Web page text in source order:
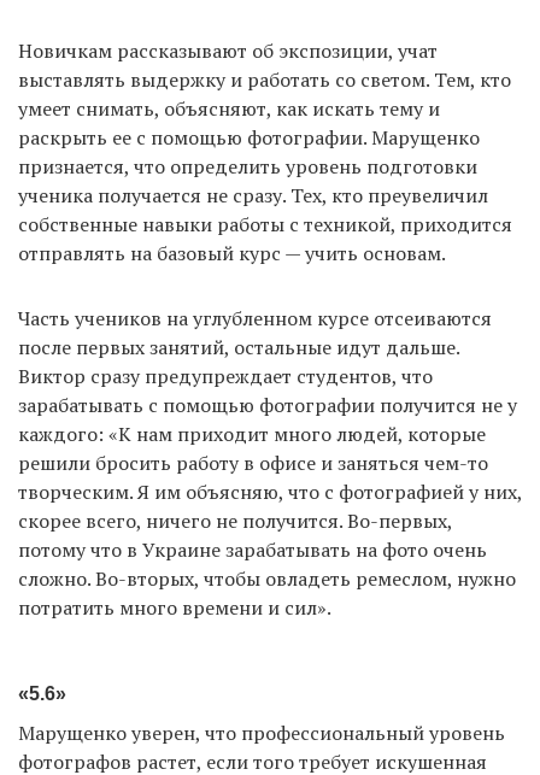
Новичкам рассказывают об экспозиции, учат
выставлять выдержку и работать со светом. Тем, кто
умеет снимать, объясняют, как искать тему и
раскрыть ее с помощью фотографии. Марущенко
признается, что определить уровень подготовки
ученика получается не сразу. Тех, кто преувеличил
собственные навыки работы с техникой, приходится
отправлять на базовый курс — учить основам.
Часть учеников на углубленном курсе отсеиваются
после первых занятий, остальные идут дальше.
Виктор сразу предупреждает студентов, что
зарабатывать с помощью фотографии получится не у
каждого: «К нам приходит много людей, которые
решили бросить работу в офисе и заняться чем-то
творческим. Я им объясняю, что с фотографией у них,
скорее всего, ничего не получится. Во-первых,
потому что в Украине зарабатывать на фото очень
сложно. Во-вторых, чтобы овладеть ремеслом, нужно
потратить много времени и сил».
«5.6»
Марущенко уверен, что профессиональный уровень
фотографов растет, если того требует искушенная